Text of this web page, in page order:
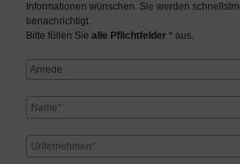
Informationen wünschen. Sie werden
benachrichtigt.
Bitte füllen Sie alle Pflichtfelder * aus.